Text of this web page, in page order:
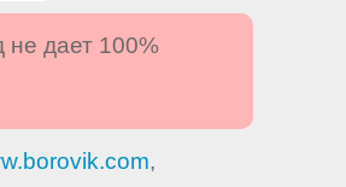
не дает 100%
,